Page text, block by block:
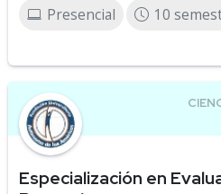
Presencial 10
Especialización en